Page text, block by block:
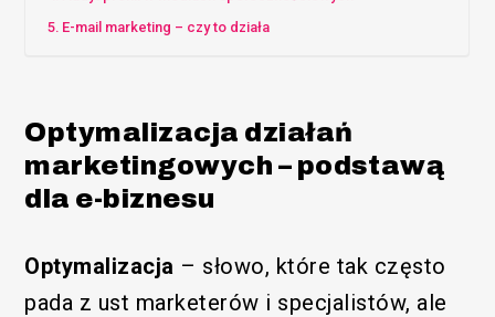
E-mail marketing – czy to działa
Optymalizacja działań
marketingowych – podstawą
dla e-biznesu
Optymalizacja – słowo, które tak często
pada z ust marketerów i specjalistów, ale